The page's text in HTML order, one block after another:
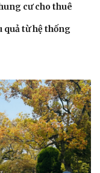
cư cho thuê
quả từ hệ thống